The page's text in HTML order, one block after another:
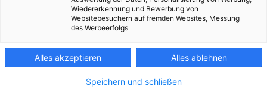
Wiedererkennung und Bewerbung von
Websitebesuchern auf fremden Websites, Messung
des Werbeerfolgs
Alles akzeptieren Alles ablehnen
Speichern und schließen